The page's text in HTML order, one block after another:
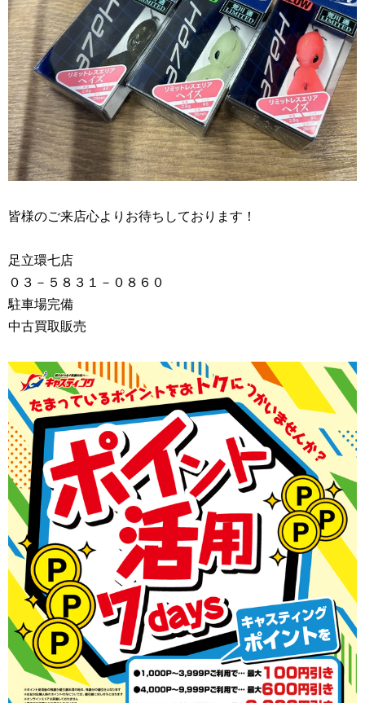
皆様のご来店心よりお待ちしております！
足立環七店
０３－５８３１－０８６０
駐車場完備
中古買取販売